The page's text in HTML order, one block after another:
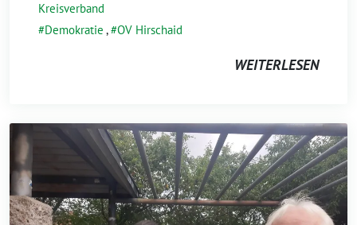
Kreisverband
Demokratie , OV Hirschaid
WEITERLESEN